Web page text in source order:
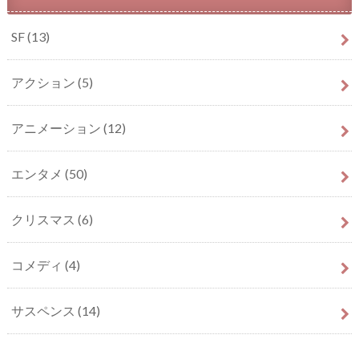
SF(13)
アクション (5)
アニメーション (12)
エンタメ (50)
クリスマス (6)
コメディ (4)
サスペンス (14)